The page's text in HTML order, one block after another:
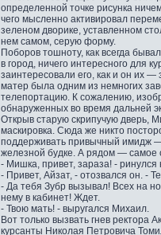
определенной точке рисунка
чего мысленно активировал
зеленом дворике, уставленном
нем самом, серую форму.
Поборов тошноту, как всегда
в город, ничего интересного для
заинтересовали его, как и он их
матер была одним из немногих
телепортацию. К сожалению,
обнаруженных во время дальней
Открыв старую скрипучую дверь,
маскировка. Сюда же никто
поддерживать привычный имидж
железной будке. А рядом — самое
- Мишка, привет, зараза! -
- Привет, Айзат, - отозвался он. -
- Да тебя Зубр вызывал! Всех на
нему в кабинет! Ждет.
- Твою мать! - выругался Михаил.
Вот только вызвать гнев ректора
курсанты Николая Петровича